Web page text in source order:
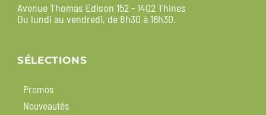
Avenue Thomas Edison 152 - 1402 Thines
Du lundi au vendredi, de 8h30 à 16h30.
SÉLECTIONS
Promos
Nouveautés